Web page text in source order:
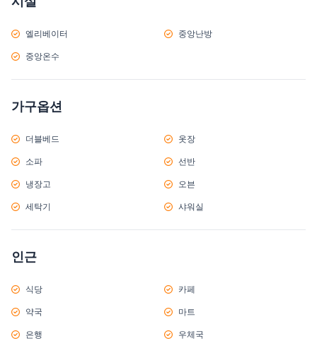
엘리베이터 중앙난방
중앙온수
가구옵션
더블베드 옷장
소파 선반
냉장고 오븐
세탁기 샤워실
인근
식당 카페
약국 마트
은행 우체국